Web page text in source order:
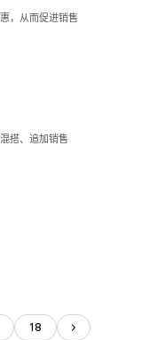
，从而促进销售
搭、追加销售
18